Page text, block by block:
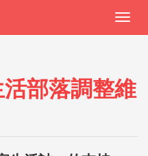
部落調整維